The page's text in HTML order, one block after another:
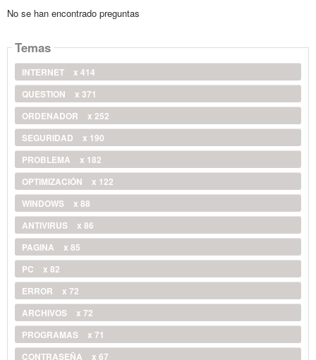
No se han encontrado preguntas
Temas
INTERNET
x 414
QUESTION
x 371
ORDENADOR
x 252
SEGURIDAD
x 190
PROBLEMA
x 182
OPTIMIZACIÓN
x 122
WINDOWS
x 88
ANTIVIRUS
x 86
PAGINA
x 85
PC
x 82
ERROR
x 72
ARCHIVOS
x 72
PROGRAMAS
x 71
CONTRASEÑA
x 67